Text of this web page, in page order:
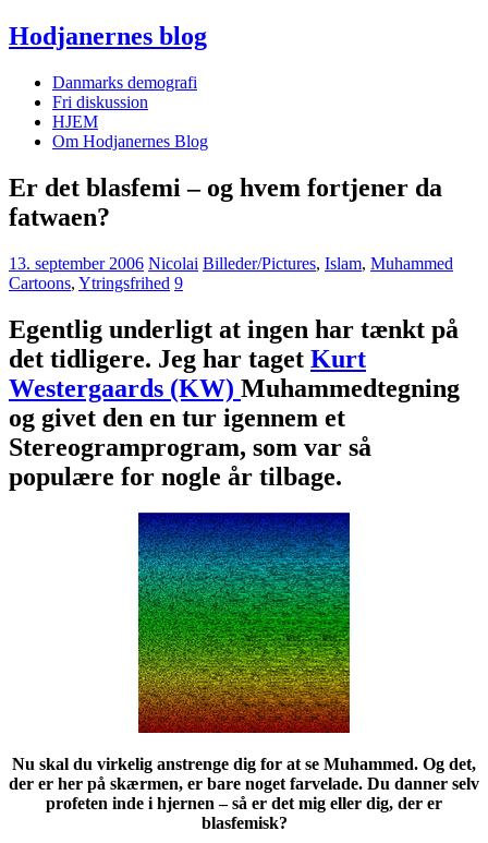
Hodjanernes blog
Danmarks demografi
Fri diskussion
HJEM
Om Hodjanernes Blog
Er det blasfemi – og hvem fortjener da
fatwaen?
13. september 2006 Nicolai Billeder/Pictures, Islam, Muhammed
Cartoons, Ytringsfrihed 9
Egentlig underligt at ingen har tænkt på
det tidligere. Jeg har taget Kurt
Westergaards (KW) Muhammedtegning
og givet den en tur igennem et
Stereogramprogram, som var så
populære for nogle år tilbage.
Nu skal du virkelig anstrenge dig for at se Muhammed. Og det,
der er her på skærmen, er bare noget farvelade. Du danner selv
profeten inde i hjernen – så er det mig eller dig, der er
blasfemisk?